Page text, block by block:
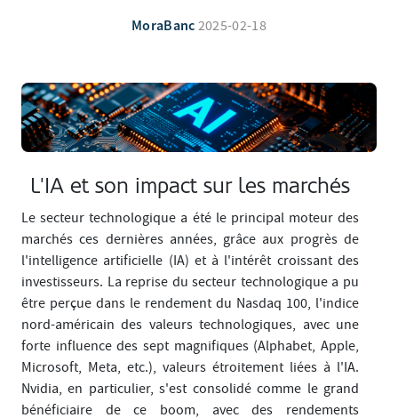
MoraBanc 2025-02-18
L'IA et son impact sur les marchés
Le secteur technologique a été le principal moteur des
marchés ces dernières années, grâce aux progrès de
l'intelligence artificielle (IA) et à l'intérêt croissant des
investisseurs. La reprise du secteur technologique a pu
être perçue dans le rendement du Nasdaq 100, l'indice
nord-américain des valeurs technologiques, avec une
forte influence des sept magnifiques (Alphabet, Apple,
Microsoft, Meta, etc.), valeurs étroitement liées à l'IA.
Nvidia, en particulier, s'est consolidé comme le grand
bénéficiaire de ce boom, avec des rendements